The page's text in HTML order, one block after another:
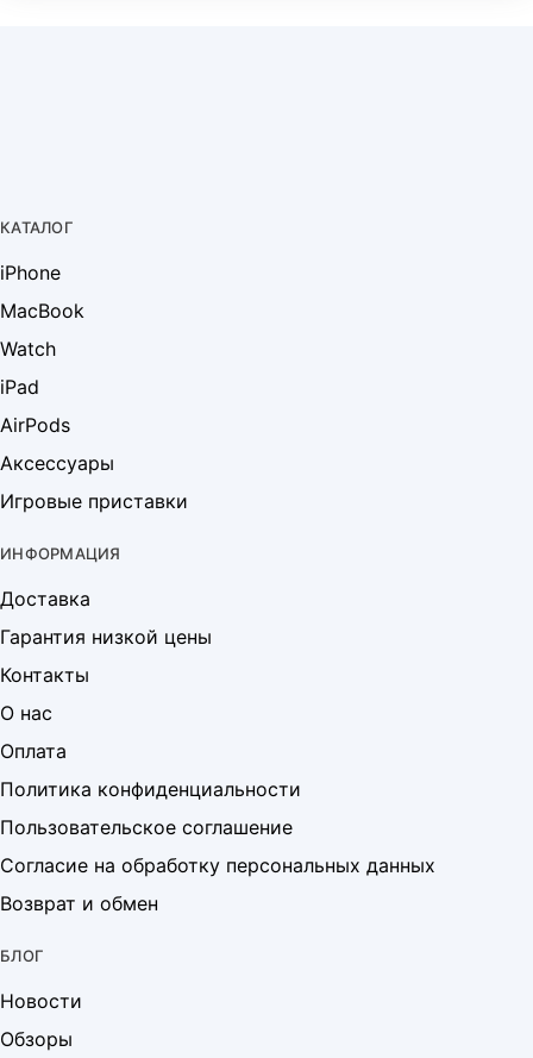
КАТАЛОГ
iPhone
MacBook
Watch
iPad
AirPods
Аксессуары
Игровые приставки
ИНФОРМАЦИЯ
Доставка
Гарантия низкой цены
Контакты
О нас
Оплата
Политика конфиденциальности
Пользовательское соглашение
Согласие на обработку персональных данных
Возврат и обмен
БЛОГ
Новости
Обзоры